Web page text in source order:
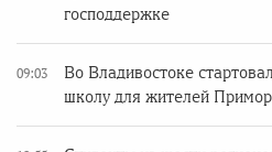
господдержке
09:03
Во Владивостоке
школу для жителей